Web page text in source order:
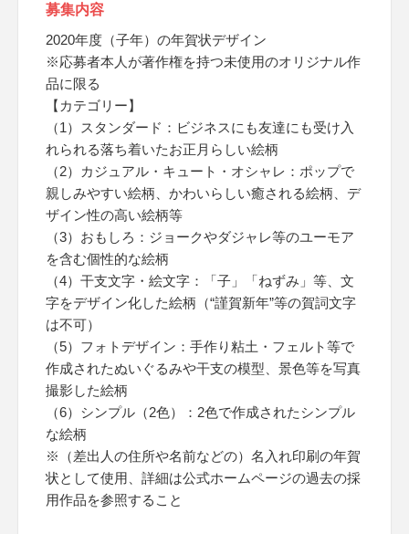
募集内容
2020年度（子年）の年賀状デザイン
※応募者本人が著作権を持つ未使用のオリジナル作
品に限る
【カテゴリー】
（1）スタンダード：ビジネスにも友達にも受け入
れられる落ち着いたお正月らしい絵柄
（2）カジュアル・キュート・オシャレ：ポップで
親しみやすい絵柄、かわいらしい癒される絵柄、デ
ザイン性の高い絵柄等
（3）おもしろ：ジョークやダジャレ等のユーモア
を含む個性的な絵柄
（4）干支文字・絵文字：「子」「ねずみ」等、文
字をデザイン化した絵柄（“謹賀新年”等の賀詞文字
は不可）
（5）フォトデザイン：手作り粘土・フェルト等で
作成されたぬいぐるみや干支の模型、景色等を写真
撮影した絵柄
（6）シンプル（2色）：2色で作成されたシンプル
な絵柄
※（差出人の住所や名前などの）名入れ印刷の年賀
状として使用、詳細は公式ホームページの過去の採
用作品を参照すること